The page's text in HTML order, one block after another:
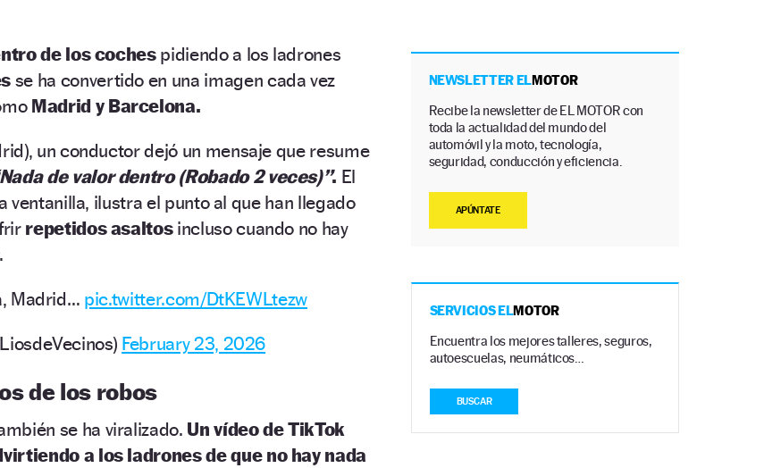
de los cochespidiendo a los ladrones
se ha convertido en una imagen cada vez
Madrid y Barcelona.
un conductor dejó un mensaje que resume
de valor dentro (Robado 2 veces)”. El
ventanilla, ilustra el punto al que han llegado
repetidos asaltosincluso cuando no hay
Madrid… pic.twitter.com/DtKEWLtezw
February 23, 2026
de los robos
se ha viralizado. Un vídeo de TikTok
a los ladrones de que no hay nada
NEWSLETTER ELMOTOR
Recibe la newsletter de EL MOTOR con
toda la actualidad del mundo del
automóvil y la moto, tecnología,
seguridad, conducción y eficiencia.
APÚNTATE
SERVICIOS ELMOTOR
Encuentra los mejores talleres, seguros,
autoescuelas, neumáticos…
BUSCAR